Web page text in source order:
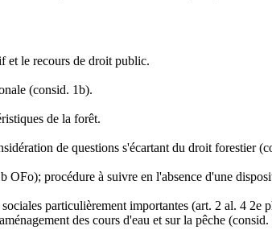
et le recours de droit public.
(consid. 1b).
de la forêt.
de questions s'écartant du droit forestier
procédure à suivre en l'absence d'une
particulièrement importantes (art. 2 al. 4
des cours d'eau et sur la pêche (consid.